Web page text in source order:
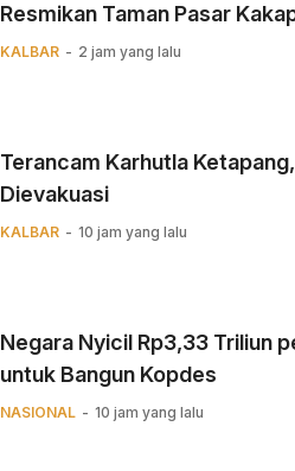
Resmikan Taman Pasar
KALBAR 2 jam yang lalu
Terancam Karhutla
Dievakuasi
KALBAR 10 jam yang lalu
Negara Nyicil Rp3,33 Triliun
untuk Bangun Kopdes
NASIONAL 10 jam yang lalu